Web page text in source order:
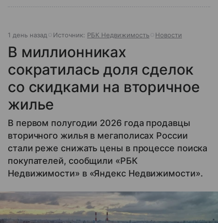
1 день назад Источник: РБК Недвижимость Новости
В миллионниках
сократилась доля сделок
со скидками на вторичное
жилье
В первом полугодии 2026 года продавцы
вторичного жилья в мегаполисах России
стали реже снижать цены в процессе поиска
покупателей, сообщили «РБК
Недвижимости» в «Яндекс Недвижимости».